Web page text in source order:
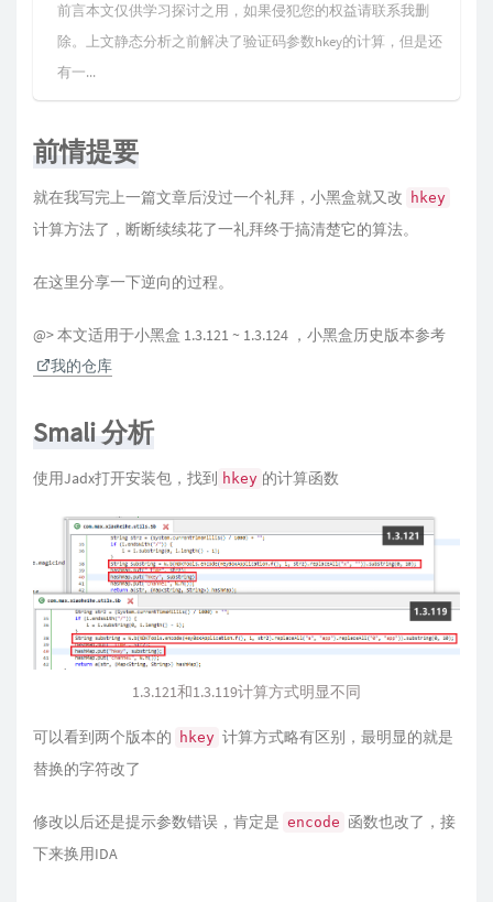
前言本文仅供学习探讨之用，如果侵犯您的权益请联系我删
除。上文静态分析之前解决了验证码参数hkey的计算，但是还
有一...
前情提要
就在我写完上一篇文章后没过一个礼拜，小黑盒就又改 hkey
计算方法了，断断续续花了一礼拜终于搞清楚它的算法。
在这里分享一下逆向的过程。
@> 本文适用于小黑盒 1.3.121 ~ 1.3.124 ，小黑盒历史版本参考
我的仓库
Smali 分析
使用Jadx打开安装包，找到 hkey 的计算函数
1.3.121和1.3.119计算方式明显不同
可以看到两个版本的 hkey 计算方式略有区别，最明显的就是
替换的字符改了
修改以后还是提示参数错误，肯定是 encode 函数也改了，接
下来换用IDA